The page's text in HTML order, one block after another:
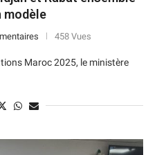
modèle
458 Vues
Maroc 2025, le ministère